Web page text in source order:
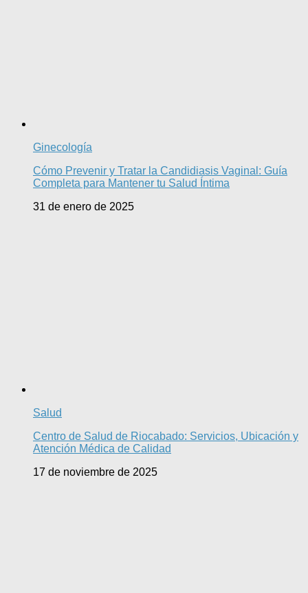
Ginecología
Cómo Prevenir y Tratar la Candidiasis Vaginal: Guía
Completa para Mantener tu Salud Íntima
31 de enero de 2025
Salud
Centro de Salud de Riocabado: Servicios, Ubicación y
Atención Médica de Calidad
17 de noviembre de 2025